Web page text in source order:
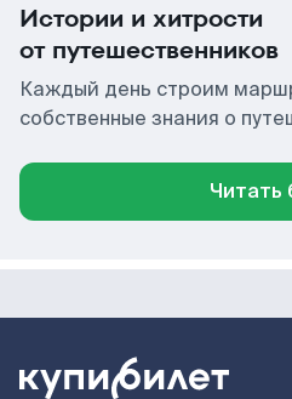
Истории и хитрости
от путешественников
Каждый день строим
собственные знания о
Читать